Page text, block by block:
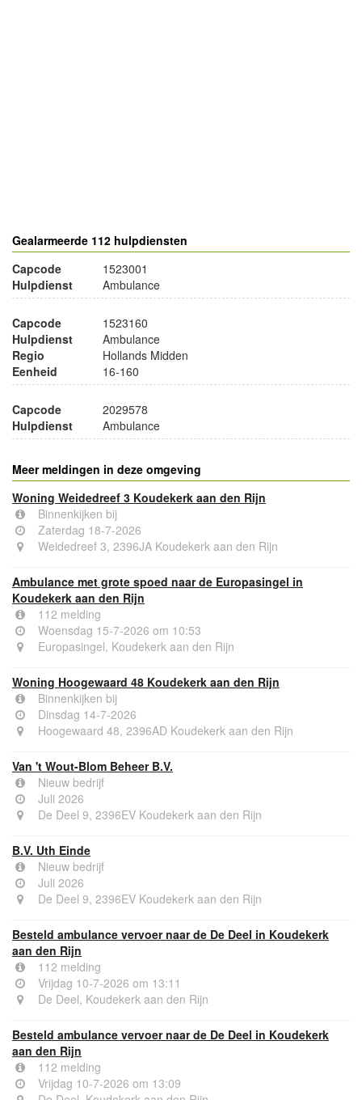
Gealarmeerde 112 hulpdiensten
Capcode
1523001
Hulpdienst
Ambulance
Capcode
1523160
Hulpdienst
Ambulance
Regio
Hollands Midden
Eenheid
16-160
Capcode
2029578
Hulpdienst
Ambulance
Meer meldingen in deze omgeving
Woning Weidedreef 3 Koudekerk aan den Rijn
Binnenkijken bij
Zaterdag 18-7-2026
Weidedreef 3, 2396JA Koudekerk aan den Rijn
Ambulance met grote spoed naar de Europasingel in
Koudekerk aan den Rijn
112 melding
Woensdag 15-7-2026 om 10:53
Europasingel, Koudekerk aan den Rijn
Woning Hoogewaard 48 Koudekerk aan den Rijn
Binnenkijken bij
Dinsdag 14-7-2026
Hoogewaard 48, 2396AD Koudekerk aan den Rijn
Van 't Wout-Blom Beheer B.V.
Nieuw bedrijf
Juli 2026
De Deel 9, 2396EV Koudekerk aan den Rijn
B.V. Uth Einde
Nieuw bedrijf
Juli 2026
De Deel 9, 2396EV Koudekerk aan den Rijn
Besteld ambulance vervoer naar de De Deel in Koudekerk
aan den Rijn
112 melding
Vrijdag 10-7-2026 om 13:11
De Deel, Koudekerk aan den Rijn
Besteld ambulance vervoer naar de De Deel in Koudekerk
aan den Rijn
112 melding
Vrijdag 10-7-2026 om 13:09